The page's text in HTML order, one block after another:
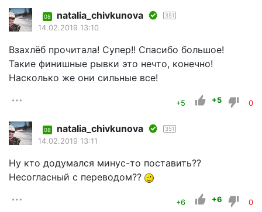
08 natalia_chivkunova 351
14.02.2019 13:10
Взахлёб прочитала! Супер!! Спасибо большое!
Такие финишные рывки это нечто, конечно!
Насколько же они сильные все!
+5 +5 0
08 natalia_chivkunova 351
14.02.2019 13:11
Ну кто додумался минус-то поставить??
Несогласный с переводом??
+6 +6 0